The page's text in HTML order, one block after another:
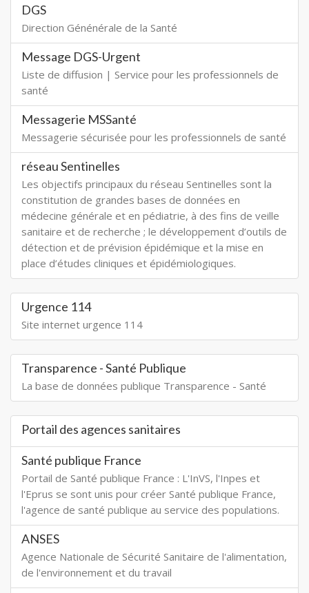
DGS
Direction Génénérale de la Santé
Message DGS-Urgent
Liste de diffusion | Service pour les professionnels de
santé
Messagerie MSSanté
Messagerie sécurisée pour les professionnels de santé
réseau Sentinelles
Les objectifs principaux du réseau Sentinelles sont la
constitution de grandes bases de données en
médecine générale et en pédiatrie, à des fins de veille
sanitaire et de recherche ; le développement d’outils de
détection et de prévision épidémique et la mise en
place d’études cliniques et épidémiologiques.
Urgence 114
Site internet urgence 114
Transparence - Santé Publique
La base de données publique Transparence - Santé
Portail des agences sanitaires
Santé publique France
Portail de Santé publique France : L'InVS, l'Inpes et
l'Eprus se sont unis pour créer Santé publique France,
l'agence de santé publique au service des populations.
ANSES
Agence Nationale de Sécurité Sanitaire de l'alimentation,
de l'environnement et du travail